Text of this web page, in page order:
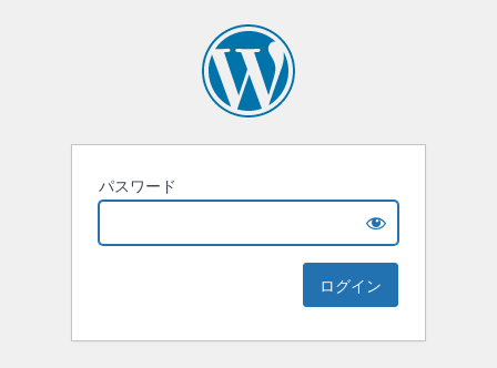
パスワード